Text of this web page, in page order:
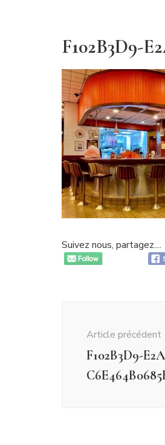
F102B3D9-
Suivez nous, partagez....
Article précédent
F102B3D9-